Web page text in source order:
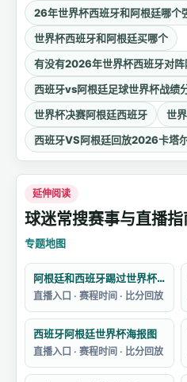
26年世界杯西班牙和阿根廷哪个
世界杯西班牙和阿根廷买哪个
有没有2026年世界杯西班牙对阵
西班牙vs阿根廷足球世界杯战绩
世界杯决赛阿根廷西班牙
世
西班牙VS阿根廷回放2026卡塔
延伸阅读
球迷常搜赛事与直播指
专题地图
阿根廷和西班牙踢过世界杯吗
直播入口 · 赛程时间 · 比分回放
西班牙阿根廷世界杯海报图
直播入口 · 赛程时间 · 比分回放